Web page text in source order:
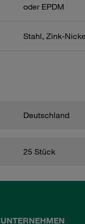
oder EPDM
Stahl, Zink-
Deutschland
25 Stück
UNTERNEHMEN